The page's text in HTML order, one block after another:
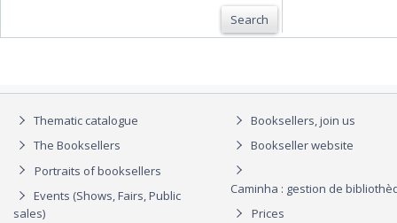
Search
Thematic catalogue
The Booksellers
Portraits of booksellers
Events (Shows, Fairs, Public
sales)
Booksellers, join us
Bookseller website
Caminha : gestion de
Prices